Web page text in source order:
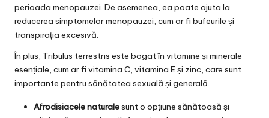
perioada menopauzei. De asemenea, ea poate ajuta la
reducerea simptomelor menopauzei, cum ar fi bufeurile și
transpirația excesivă.
În plus, Tribulus terrestris este bogat în vitamine și minerale
esențiale, cum ar fi vitamina C, vitamina E și zinc, care sunt
importante pentru sănătatea sexuală și generală.
Afrodisiacele naturalesunt o opțiune sănătoasă și